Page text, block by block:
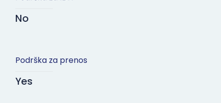
No
Podrška za prenos
Yes